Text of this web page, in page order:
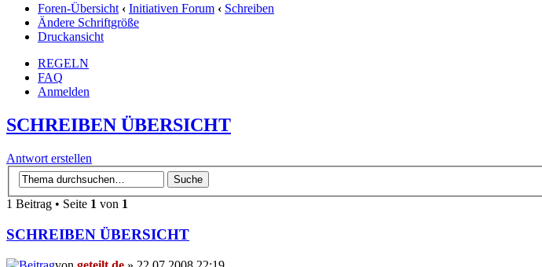
Foren-Übersicht ‹ Initiativen Forum ‹ Schreiben
Ändere Schriftgröße
Druckansicht
REGELN
FAQ
Anmelden
SCHREIBEN ÜBERSICHT
Antwort erstellen
1 Beitrag • Seite 1 von 1
SCHREIBEN ÜBERSICHT